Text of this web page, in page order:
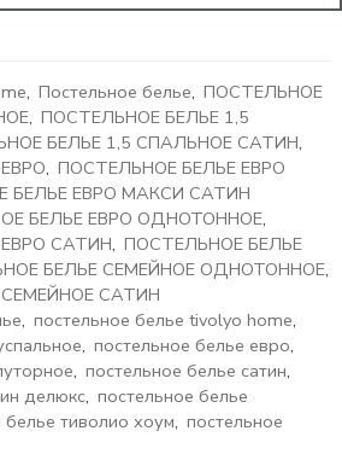
, Постельное белье, ПОСТЕЛЬНОЕ
, ПОСТЕЛЬНОЕ БЕЛЬЕ 1,5
БЕЛЬЕ 1,5 СПАЛЬНОЕ САТИН,
, ПОСТЕЛЬНОЕ БЕЛЬЕ ЕВРО
БЕЛЬЕ ЕВРО МАКСИ САТИН
БЕЛЬЕ ЕВРО ОДНОТОННОЕ,
САТИН, ПОСТЕЛЬНОЕ БЕЛЬЕ
БЕЛЬЕ СЕМЕЙНОЕ ОДНОТОННОЕ,
САТИН
, постельное белье tivolyo home,
, постельное белье евро,
, постельное белье сатин,
делюкс, постельное белье
белье тиволио хоум, постельное